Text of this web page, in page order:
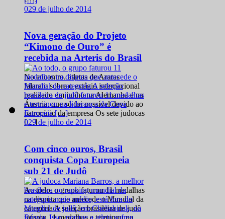
029 de julho de 2014
Nova geração do Projeto
“Kimono de Ouro” é
recebida na Arteris do Brasil
No encontro, atletas de Araras
falaram sobre o estágio internacional
realizado em junho na Alemanha e na
Áustria, que só foi possível devido ao
patrocínio da empresa Os sete judocas
[…]
029 de julho de 2014
Com cinco ouros, Brasil
conquista Copa Europeia
sub 21 de Judô
Ao todo, o grupo faturou 11 medalhas
na disputa que antecede o Mundial da
categoria A seleção brasileira de judô